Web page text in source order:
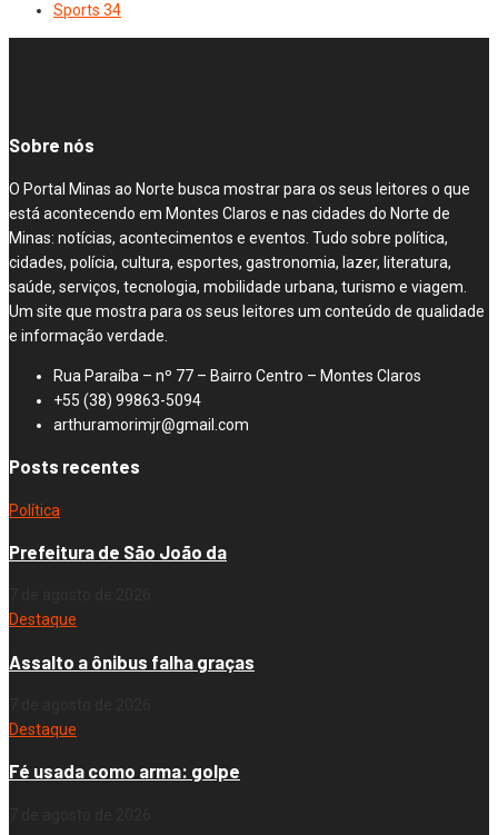
Sports 34
Sobre nós
O Portal Minas ao Norte busca mostrar para os seus leitores o que
está acontecendo em Montes Claros e nas cidades do Norte de
Minas: notícias, acontecimentos e eventos. Tudo sobre política,
cidades, polícia, cultura, esportes, gastronomia, lazer, literatura,
saúde, serviços, tecnologia, mobilidade urbana, turismo e viagem.
Um site que mostra para os seus leitores um conteúdo de qualidade
e informação verdade.
Rua Paraíba – nº 77 – Bairro Centro – Montes Claros
+55 (38) 99863-5094
arthuramorimjr@gmail.com
Posts recentes
Política
Prefeitura de São João da
Destaque
Assalto a ônibus falha graças
Destaque
Fé usada como arma: golpe